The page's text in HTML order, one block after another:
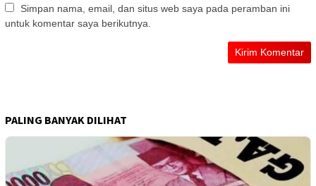
Simpan nama, email, dan situs web saya pada peramban ini
untuk komentar saya berikutnya.
PALING BANYAK DILIHAT